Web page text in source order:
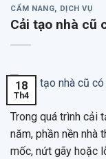
CẨM NANG, DỊCH VỤ
Cải tạo nhà cũ
18
Th4
Trong quá trình cải
năm, phần nền nhà
mốc, nứt gãy hoặc